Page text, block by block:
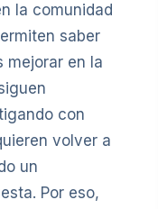
la comunidad
saber
mejorar en la
con
volver a
un
Por eso,